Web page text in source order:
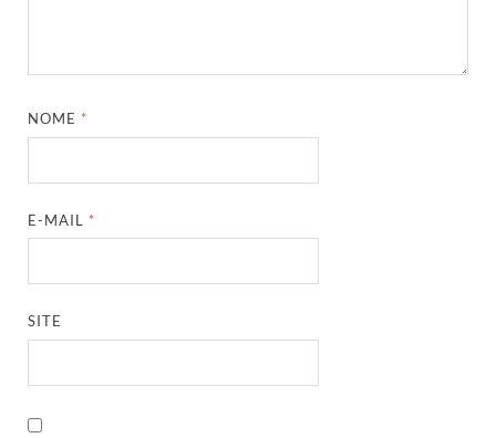
NOME *
E-MAIL *
SITE